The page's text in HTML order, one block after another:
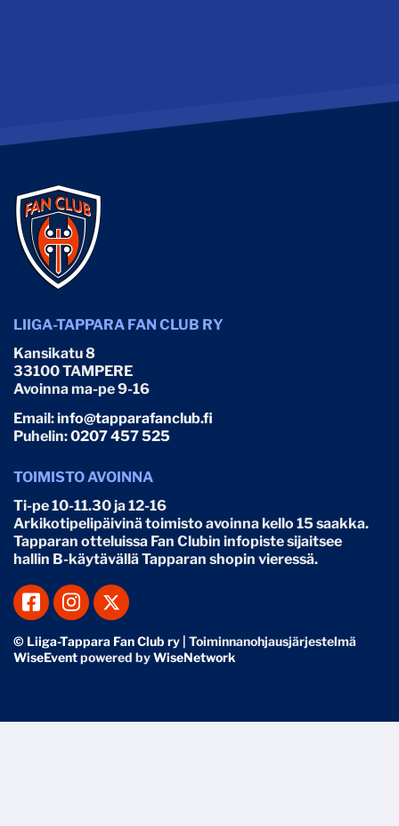
LIIGA-TAPPARA FAN CLUB RY
Kansikatu 8
33100 TAMPERE
Avoinna ma-pe 9-16
Email:info@tapparafanclub.fi
Puhelin:0207 457 525
TOIMISTO AVOINNA
Ti-pe 10-11.30 ja 12-16
Arkikotipelipäivinä toimisto avoinna kello 15 saakka.
Tapparan otteluissa Fan Clubin infopiste sijaitsee
hallin B-käytävällä Tapparan shopin vieressä.
© Liiga-Tappara Fan Club ry | Toiminnanohjausjärjestelmä
WiseEventpowered byWiseNetwork